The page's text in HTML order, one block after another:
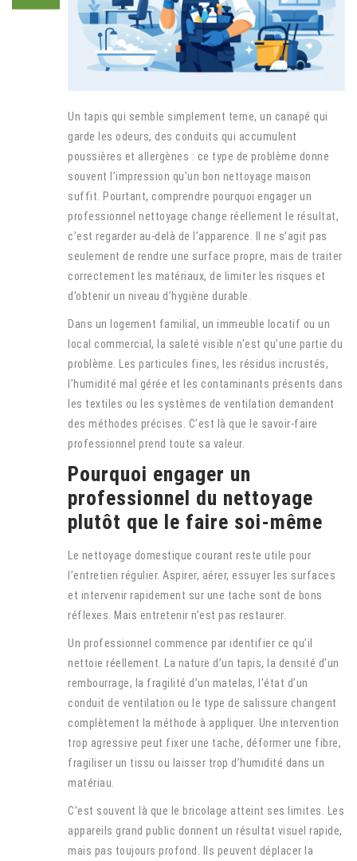
Un tapis qui semble simplement terne, un canapé qui
garde les odeurs, des conduits qui accumulent
poussières et allergènes : ce type de problème donne
souvent l’impression qu’un bon nettoyage maison
suffit. Pourtant, comprendre pourquoi engager un
professionnel nettoyage change réellement le résultat,
c’est regarder au-delà de l’apparence. Il ne s’agit pas
seulement de rendre une surface propre, mais de traiter
correctement les matériaux, de limiter les risques et
d’obtenir un niveau d’hygiène durable.
Dans un logement familial, un immeuble locatif ou un
local commercial, la saleté visible n’est qu’une partie du
problème. Les particules fines, les résidus incrustés,
l’humidité mal gérée et les contaminants présents dans
les textiles ou les systèmes de ventilation demandent
des méthodes précises. C’est là que le savoir-faire
professionnel prend toute sa valeur.
Pourquoi engager un
professionnel du nettoyage
plutôt que le faire soi-même
Le nettoyage domestique courant reste utile pour
l’entretien régulier. Aspirer, aérer, essuyer les surfaces
et intervenir rapidement sur une tache sont de bons
réflexes. Mais entretenir n’est pas restaurer.
Un professionnel commence par identifier ce qu’il
nettoie réellement. La nature d’un tapis, la densité d’un
rembourrage, la fragilité d’un matelas, l’état d’un
conduit de ventilation ou le type de salissure changent
complètement la méthode à appliquer. Une intervention
trop agressive peut fixer une tache, déformer une fibre,
fragiliser un tissu ou laisser trop d’humidité dans un
matériau.
C’est souvent là que le bricolage atteint ses limites. Les
appareils grand public donnent un résultat visuel rapide,
mais pas toujours profond. Ils peuvent déplacer la